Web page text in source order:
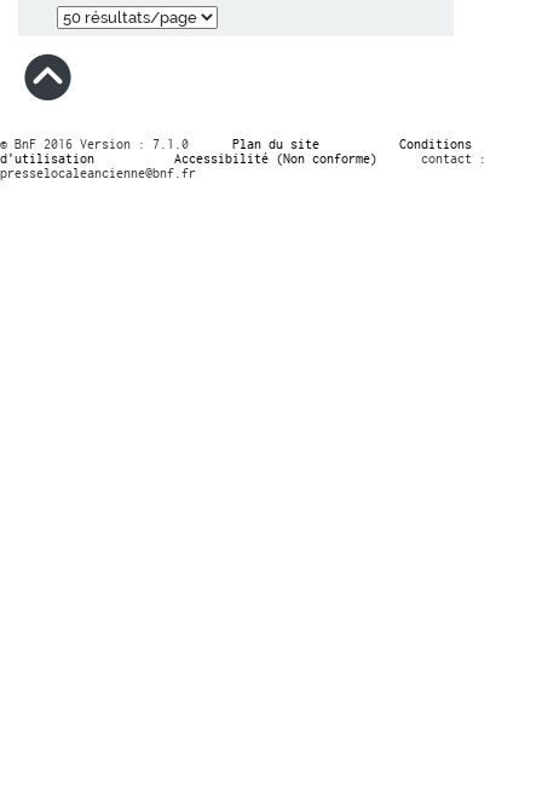
© BnF 2016 Version : 7.1.0 Plan du site
Conditions
d’utilisation
Accessibilité (Non conforme)
contact :
presselocaleancienne@bnf.fr